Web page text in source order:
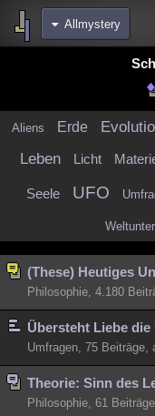
Allmystery
Wiki
Natur Umfragen
weitere Rubriken
Philosophie
Astronomie Helpdesk
Übersichten
Aliens Erde
Leben Licht
Seele UFO
(These) Heutiges
Philosophie, 4.180
Übersteht Liebe
Umfragen, 75 Beiträge,
Theorie: Sinn des
Philosophie, 61